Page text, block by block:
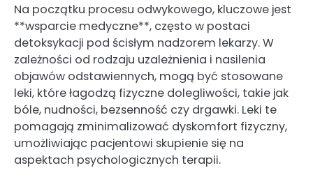
Na początku procesu odwykowego, kluczowe jest
**wsparcie medyczne**, często w postaci
detoksykacji pod ścisłym nadzorem lekarzy. W
zależności od rodzaju uzależnienia i nasilenia
objawów odstawiennych, mogą być stosowane
leki, które łagodzą fizyczne dolegliwości, takie jak
bóle, nudności, bezsenność czy drgawki. Leki te
pomagają zminimalizować dyskomfort fizyczny,
umożliwiając pacjentowi skupienie się na
aspektach psychologicznych terapii.